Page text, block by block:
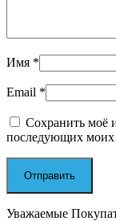
Имя *
Email *
Сохранить моё
последующих моих
Уважаемые